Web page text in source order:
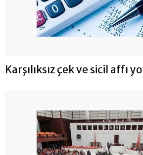
Karşılıksız çek ve sicil affı